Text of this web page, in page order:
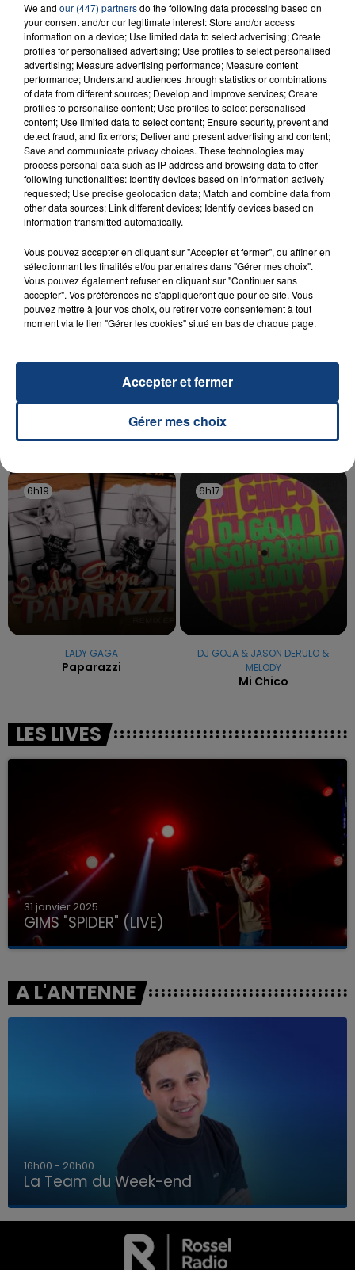
LA TEAM DU WEEK-END
23 juillet 2026
INCENDIE MORTEL À LENS : UNE FEMME ET
SON BÉBÉ ENTRE LA VIE ET LA...
Un homme s'est immolé par le feu après avoir
aspergé sa compagne et leur bébé de trois mois
d'un liquide inflammable.
OPÉRER DE LA CHEVILLE RESSORT DE LA...
La famille a porté plainte contre la clinique qui a
TITRES DIFFUSÉS
6h19
6h19
LADY GAGA
Paparazzi
6h17
6h17
DJ GOJA & JASON DERULO &
MELODY
Mi Chico
LES LIVES
31 janvier 2025
GIMS "SPIDER" (LIVE)
A L'ANTENNE
7h00 - 12h00
La Team du Week-end
We and our (447) partnersdo the following data processing based on
your consent and/or our legitimate interest: Store and/or access
information on a device; Use limited data to select advertising; Create
profiles for personalised advertising; Use profiles to select personalised
advertising; Measure advertising performance; Measure content
performance; Understand audiences through statistics or combinations
of data from different sources; Develop and improve services; Create
profiles to personalise content; Use profiles to select personalised
content; Use limited data to select content; Ensure security, prevent and
detect fraud, and fix errors; Deliver and present advertising and content;
Save and communicate privacy choices. These technologies may
process personal data such as IP address and browsing data to offer
following functionalities: Identify devices based on information actively
requested; Use precise geolocation data; Match and combine data from
other data sources; Link different devices; Identify devices based on
information transmitted automatically.
Vous pouvez accepter en cliquant sur "Accepter et fermer", ou affiner en
sélectionnant les finalités et/ou partenaires dans "Gérer mes choix".
Vous pouvez également refuser en cliquant sur "Continuer sans
accepter". Vos préférences ne s'appliqueront que pour ce site. Vous
pouvez mettre à jour vos choix, ou retirer votre consentement à tout
moment via le lien "Gérer les cookies" situé en bas de chaque page.
Gérer mes choix
Accepter et fermer